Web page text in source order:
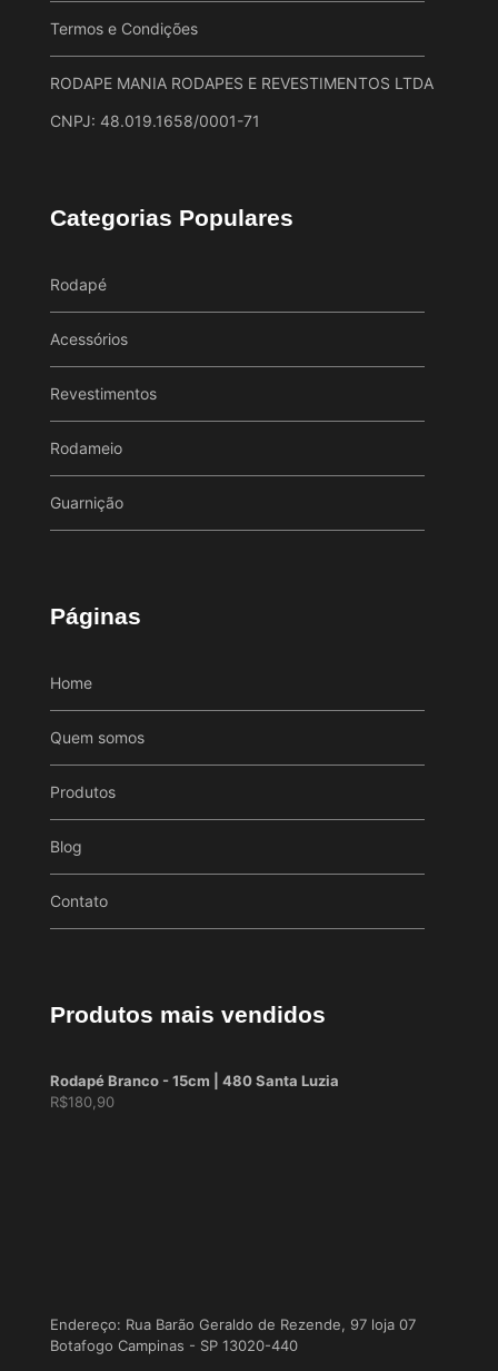
Termos e Condições
RODAPE MANIA RODAPES E REVESTIMENTOS LTDA
CNPJ: 48.019.1658/0001-71
Categorias Populares
Rodapé
Acessórios
Revestimentos
Rodameio
Guarnição
Páginas
Home
Quem somos
Produtos
Blog
Contato
Produtos mais vendidos
Rodapé Branco - 15cm | 480 Santa Luzia
R$180,90
Endereço: Rua Barão Geraldo de Rezende, 97 loja 07
Botafogo Campinas - SP 13020-440